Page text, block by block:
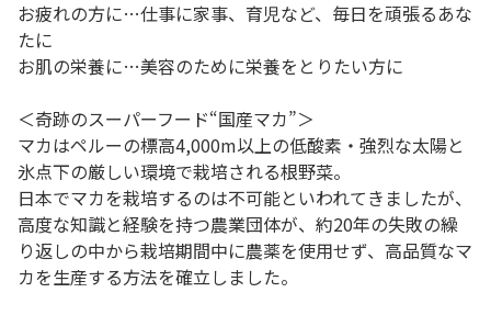
お疲れの方に…仕事に家事、育児など、毎日を頑張るあな
たに
お肌の栄養に…美容のために栄養をとりたい方に
＜奇跡のスーパーフード“国産マカ”＞
マカはペルーの標高4,000m以上の低酸素・強烈な太陽と
氷点下の厳しい環境で栽培される根野菜。
日本でマカを栽培するのは不可能といわれてきましたが、
高度な知識と経験を持つ農業団体が、約20年の失敗の繰
り返しの中から栽培期間中に農薬を使用せず、高品質なマ
カを生産する方法を確立しました。